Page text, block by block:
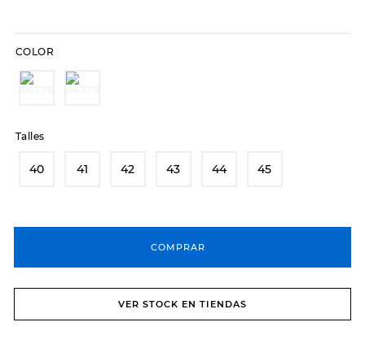
COLOR
Talles
40 41 42 43 44 45
COMPRAR
VER STOCK EN TIENDAS